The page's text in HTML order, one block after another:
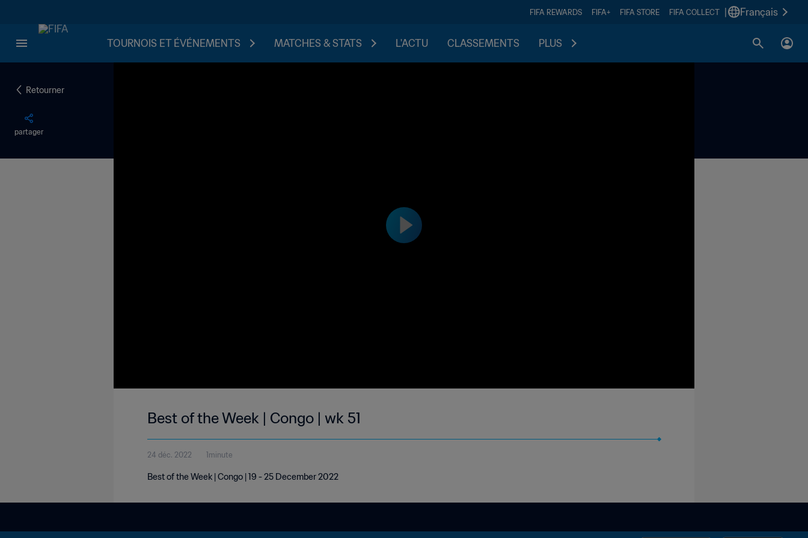
FIFA REWARDS FIFA+ FIFA STORE FIFA COLLECT Français
TOURNOIS ET ÉVÉNEMENTS MATCHES & STATS L'ACTU CLASSEMENTS PLUS
Retourner
partager
Best of the Week | Congo | wk 51
24 déc. 2022 1minute
Best of the Week | Congo | 19 - 25 December 2022